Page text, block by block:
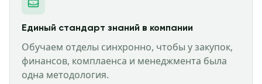
Единый стандарт знаний в компании
Обучаем отделы синхронно, чтобы у закупок,
финансов, комплаенса и менеджмента была
одна методология.